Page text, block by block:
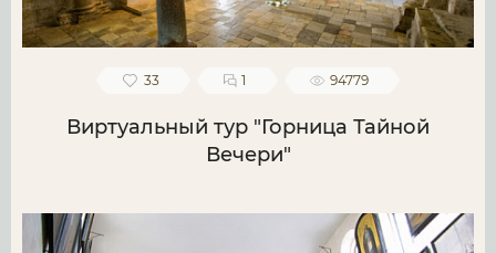
33 1 94779
Виртуальный тур "Горница Тайной
Вечери"